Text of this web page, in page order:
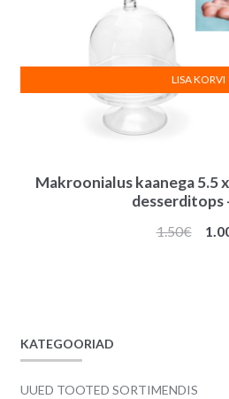
Makroonialus kaanega 5.5
desserditops
1.50€
Algne
LISA KORVI
KATEGOORIAD
UUED TOOTED SORTIMENDIS